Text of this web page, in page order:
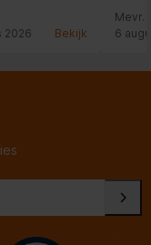
via internet
maar dan heb
2026
Bekijk
van
Mevr.
6